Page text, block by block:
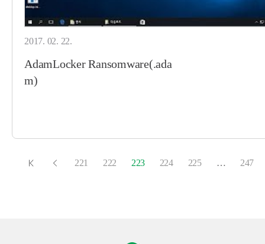
2017. 02. 22.
AdamLocker Ransomware(.ada
m)
221 222 223 224 225 … 247